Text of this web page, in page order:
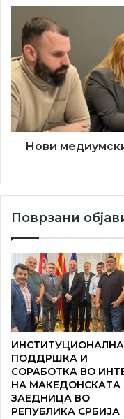
медиумски
содржини
на
македонски
јазик
Нови
Поврзани
ИНСТИТУЦИОНАЛНА
ПОДДРШКА И
СОРАБОТКА ВО
НА МАКЕДОНСКАТА
ЗАЕДНИЦА ВО
РЕПУБЛИКА СРБИЈА